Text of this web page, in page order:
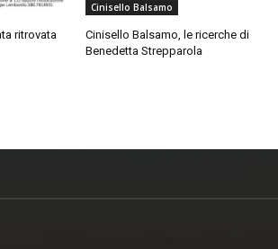
ritrovata
Cinisello Balsamo
Cinisello Balsamo, le ricerche di
Benedetta Strepparola